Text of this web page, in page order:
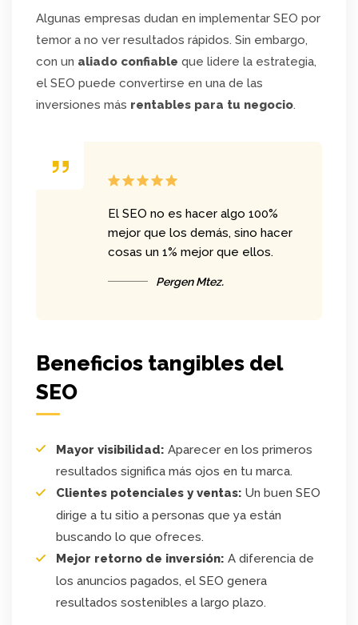
Algunas empresas dudan en implementar SEO por
temor a no ver resultados rápidos. Sin embargo,
con un aliado confiable que lidere la estrategia,
el SEO puede convertirse en una de las
inversiones más rentables para tu negocio.
El SEO no es hacer algo 100%
mejor que los demás, sino hacer
cosas un 1% mejor que ellos.
Pergen Mtez.
Beneficios tangibles del
SEO
Mayor visibilidad: Aparecer en los primeros
resultados significa más ojos en tu marca.
Clientes potenciales y ventas: Un buen SEO
dirige a tu sitio a personas que ya están
buscando lo que ofreces.
Mejor retorno de inversión: A diferencia de
los anuncios pagados, el SEO genera
resultados sostenibles a largo plazo.